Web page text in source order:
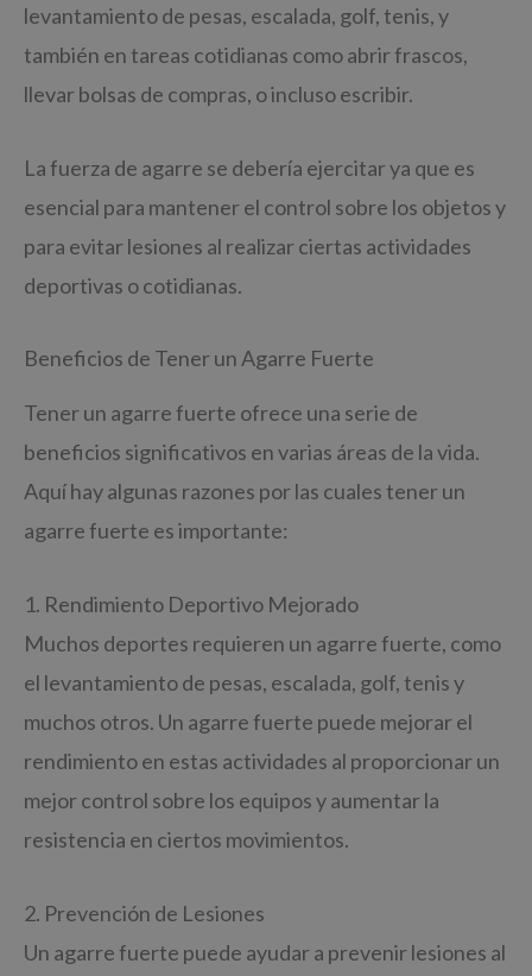
levantamiento de pesas, escalada, golf, tenis, y
también en tareas cotidianas como abrir frascos,
llevar bolsas de compras, o incluso escribir.
La fuerza de agarre se debería ejercitar ya que es
esencial para mantener el control sobre los objetos y
para evitar lesiones al realizar ciertas actividades
deportivas o cotidianas.
Beneficios de Tener un Agarre Fuerte
Tener un agarre fuerte ofrece una serie de
beneficios significativos en varias áreas de la vida.
Aquí hay algunas razones por las cuales tener un
agarre fuerte es importante:
1. Rendimiento Deportivo Mejorado
Muchos deportes requieren un agarre fuerte, como
el levantamiento de pesas, escalada, golf, tenis y
muchos otros. Un agarre fuerte puede mejorar el
rendimiento en estas actividades al proporcionar un
mejor control sobre los equipos y aumentar la
resistencia en ciertos movimientos.
2. Prevención de Lesiones
Un agarre fuerte puede ayudar a prevenir lesiones al